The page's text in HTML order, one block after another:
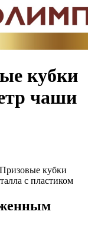
кубки
чаши
Призовые кубки
с пластиком